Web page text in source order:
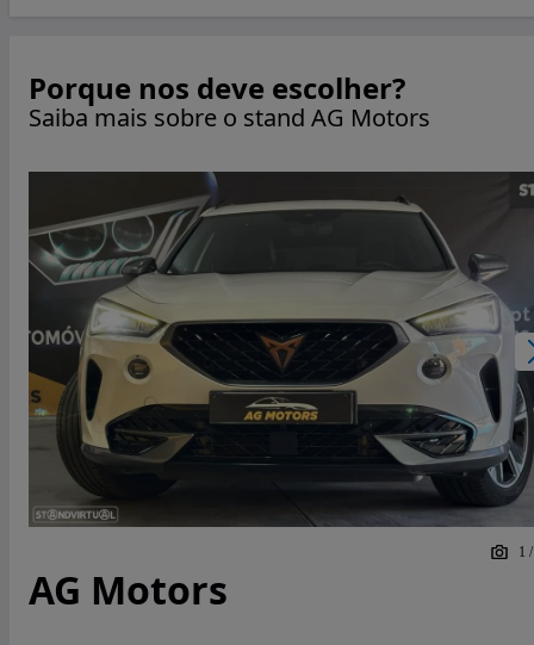
Porque nos deve escolher?
Saiba mais sobre o stand AG Motors
1
AG Motors